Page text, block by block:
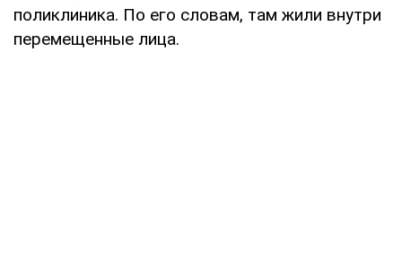
поликлиника. По его словам, там жили внутри
перемещенные лица.